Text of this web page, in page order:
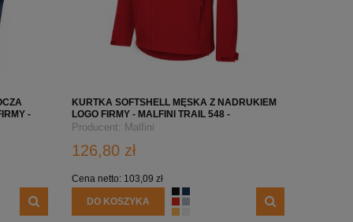
Z
KURTKA SOFTSHELL MĘSKA Z
NADRUKIEM/HAFTEM LOGO FIRMY- MALFINI
PERFORMANCE 522 - MILITARY #POLECAMY
DO KOSZYKA
-
KURTKA SOFTSHELL MĘSKA Z NADRUKIEM
LOGO FIRMY - MALFINI TRAIL 548 -
CZERWONA
Producent: Malfini
126,80 zł
Cena netto: 103,09 zł
DO KOSZYKA